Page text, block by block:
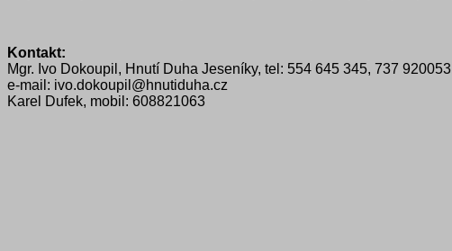
Kontakt:
Mgr. Ivo Dokoupil, Hnutí Duha Jeseníky, tel: 554 645 345, 737 920053
e-mail: ivo.dokoupil@hnutiduha.cz
Karel Dufek, mobil: 608821063